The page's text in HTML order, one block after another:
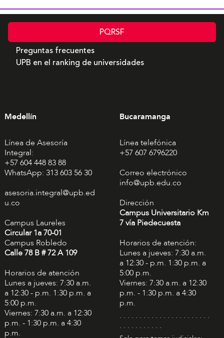
PQRSF
Preguntas frecuentes
UPB en el ranking de universidades
Medellín
Línea de Asesoría
Integral:
+57 604 448 83 88
WhatsApp: 313 603 56 30
asesoria.integral@upb.ed
u.co
Campus Laureles
Circular 1a 70-01
Campus Robledo
Calle 78 B # 72 A 109
Horarios de atención
Lunes a jueves: 7:30 a.m.
a 12:30 - p.m. 1:30 p.m. a
5:00 p.m.
Viernes: 7:30 a.m. a 12:30
p.m. - 1:30 p.m. a 4:30
p.m.
Bucaramanga
Línea telefónica
+57 607 6796220
Correo electrónico
info@upb.edu.co
Dirección
Campus Universitario Km
7 vía Piedecuesta
Horarios de atención:
Lunes a jueves: 7:30 a.m.
a 12:30 - p.m. 1:30 p.m. a
5:00 p.m.
Viernes: 7:30 a.m. a 12:30
p.m. - 1:30 p.m. a 4:30
p.m.
. . . . . . . . . . . . . . . . . . . . . . .
. . . . . . . . . . .